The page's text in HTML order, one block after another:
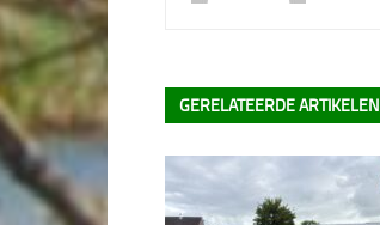
GERELATEERDE ARTIKELEN